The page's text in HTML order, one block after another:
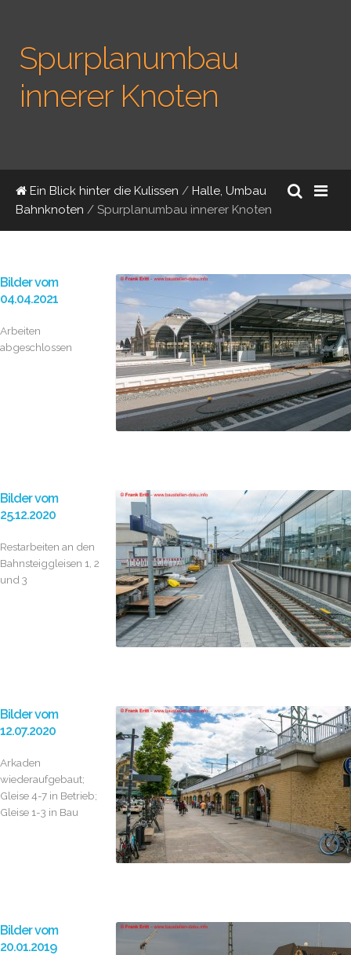
Spurplanumbau
innerer Knoten
Ein Blick hinter die Kulissen / Halle, Umbau
Bahnknoten / Spurplanumbau innerer Knoten
Bilder vom
04.04.2021
Arbeiten
abgeschlossen
Bilder vom
25.12.2020
Restarbeiten an den
Bahnsteiggleisen 1, 2
und 3
Bilder vom
12.07.2020
Arkaden
wiederaufgebaut;
Gleise 4-7 in Betrieb;
Gleise 1-3 in Bau
Bilder vom
20.01.2019